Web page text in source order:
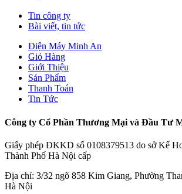
Tin công ty
Bài viết, tin tức
Điện Máy Minh An
Giỏ Hàng
Giới Thiệu
Sản Phẩm
Thanh Toán
Tin Tức
Công ty Cổ Phần Thương Mại và Đầu Tư
Giấy phép ĐKKD số 0108379513 do sở Kế
Thành Phố Hà Nội cấp
Địa chỉ: 3/32 ngõ 858 Kim Giang, Phường
Hà Nội